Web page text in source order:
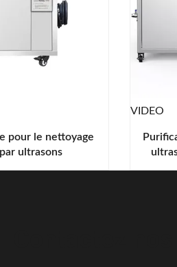
pour le nettoyage
ultrasons
VIDEO